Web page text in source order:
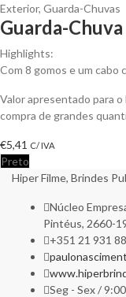
Exterior, Guarda-Chuvas
Guarda-
Highlights:
Com 8 gomos e um cabo
Valor apresentado para
compra de grandes
€5,41 C/ IVA
Preto
Hiper Filme, Brindes
Núcleo
Pintéus, 2660-
+351 21 931
Seg - Sex /